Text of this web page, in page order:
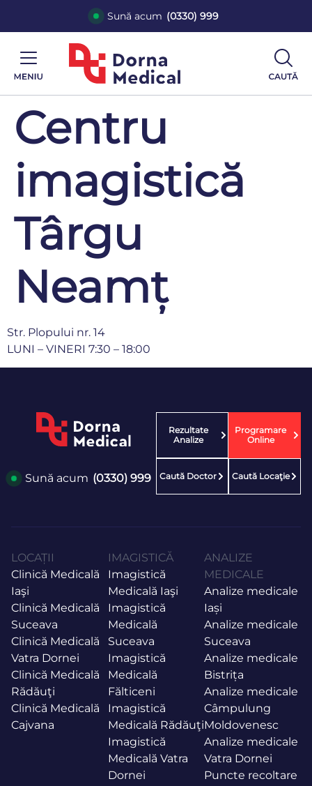
Sună acum (0330) 999
Centru
imagistică
Târgu
Neamț
Str. Plopului nr. 14
LUNI – VINERI 7:30 – 18:00
Sună acum (0330) 999
Rezultate
Analize
Programare
Online
Caută Doctor Caută Locaţie
LOCAȚII
Clinică Medicală
Iaşi
Clinică Medicală
Suceava
Clinică Medicală
Vatra Dornei
Clinică Medicală
Rădăuţi
Clinică Medicală
Cajvana
IMAGISTICĂ
Imagistică
Medicală Iaşi
Imagistică
Medicală
Suceava
Imagistică
Medicală
Fălticeni
Imagistică
Medicală Rădăuţi
Imagistică
Medicală Vatra
Dornei
ANALIZE
MEDICALE
Analize medicale
Iași
Analize medicale
Suceava
Analize medicale
Bistrița
Analize medicale
Câmpulung
Moldovenesc
Analize medicale
Vatra Dornei
Puncte recoltare